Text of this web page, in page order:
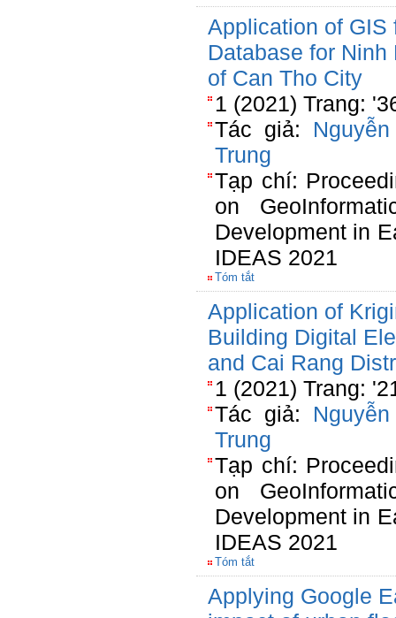
Application of GIS
Database for
of Can Tho City
1 (2021) Trang:
Tác giả:
Trung
Tạp chí:
on
Development in
IDEAS 2021
Tóm tắt
Application of
Building Digital
and Cai Rang
1 (2021) Trang:
Tác giả:
Trung
Tạp chí:
on
Development in
IDEAS 2021
Tóm tắt
Applying Google